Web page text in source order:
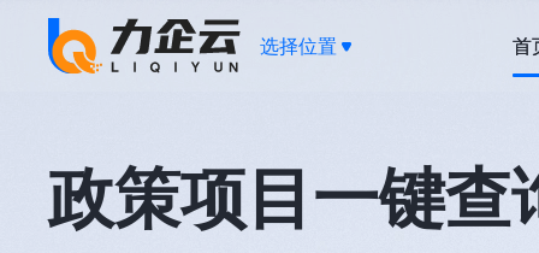
选择位置 首
政策项目一键查